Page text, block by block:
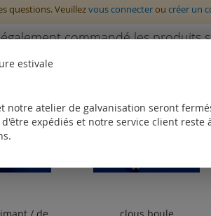
questions. Veuillezvous connecterou créer un
commandé les produits
estivale
notre atelier de galvanisation seront
expédiés et notre service client